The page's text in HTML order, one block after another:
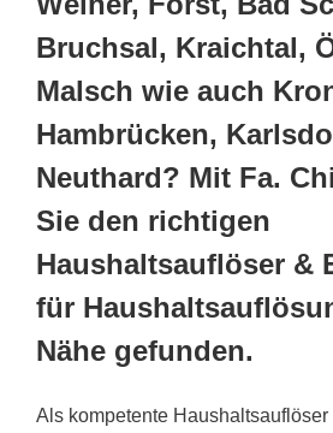
Bruchsal, Kraichtal,
Malsch wie auch
Hambrücken,
Neuthard? Mit Fa.
Sie den richtigen
Haushaltsauflöser &
für
Nähe gefunden.
Als kompetente